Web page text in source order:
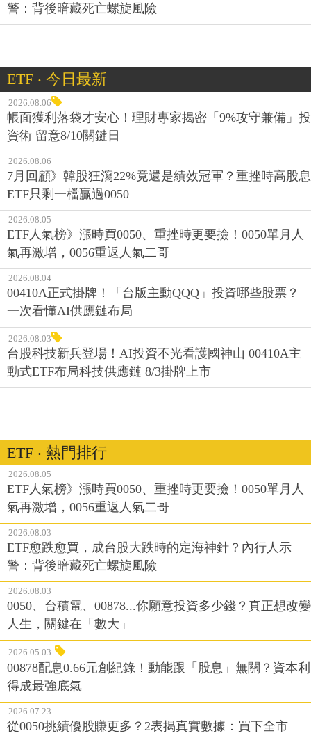
警：背後暗藏死亡螺旋風險
ETF ‧ 今日最新
2026.08.06
帳面獲利落袋才安心！理財專家揭密「9%攻守兼備」投
資術 留意8/10關鍵日
2026.08.06
7月回顧》韓股狂瀉22%竟還是績效冠軍？重挫時高股息
ETF只剩一檔贏過0050
2026.08.05
ETF人氣榜》漲時買0050、重挫時更要撿！0050單月人
氣再激增，0056重返人氣二哥
2026.08.04
00410A正式掛牌！「台版主動QQQ」投資哪些股票？
一次看懂AI供應鏈布局
2026.08.03
台股科技新兵登場！AI投資不光看護國神山 00410A主
動式ETF布局科技供應鏈 8/3掛牌上市
ETF ‧ 熱門排行
2026.08.05
ETF人氣榜》漲時買0050、重挫時更要撿！0050單月人
氣再激增，0056重返人氣二哥
2026.08.03
ETF愈跌愈買，成台股大跌時的定海神針？內行人示
警：背後暗藏死亡螺旋風險
2026.08.03
0050、台積電、00878...你願意投資多少錢？真正想改變
人生，關鍵在「數大」
2026.05.03
00878配息0.66元創紀錄！動能跟「股息」無關？資本利
得成最強底氣
2026.07.23
從0050挑績優股賺更多？2表揭真實數據：買下全市